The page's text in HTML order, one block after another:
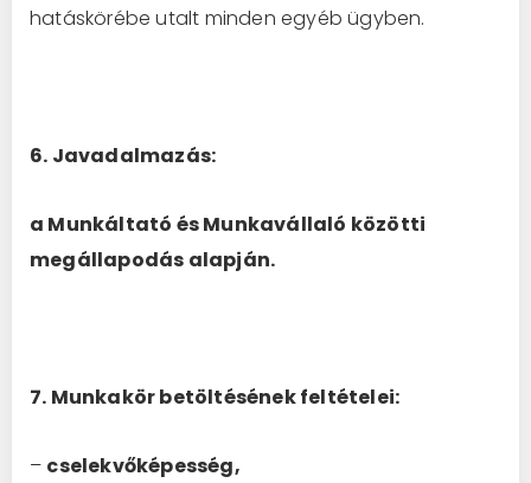
hatáskörébe utalt minden egyéb ügyben.
6. Javadalmazás:
a Munkáltató és Munkavállaló közötti
megállapodás alapján.
7. Munkakör betöltésének feltételei:
– cselekvőképesség,